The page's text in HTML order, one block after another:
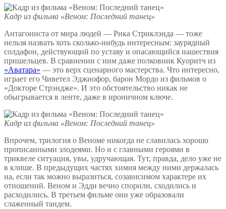
Кадр из фильма «Веном: Последний танец»
Антагониста от мира людей — Рика Стриклэнда — тоже
нельзя назвать хоть сколько-нибудь интересным: заурядный
солдафон, действующий по уставу и опасающийся нашествия
пришельцев. В сравнении с ним даже полковник Куоритч из
«Аватара» — это верх сценарного мастерства. Что интересно,
играет его Чиветел Эджиофор, барон Мордо из фильмов о
«Докторе Стрэндже». И это обстоятельство никак не
обыгрывается в ленте, даже в ироничном ключе.
Кадр из фильма «Веном: Последний танец»
Впрочем, трилогия о Веноме никогда не славилась хорошо
прописанными злодеями. Но и с главными героями в
триквеле ситуация, увы, удручающая. Тут, правда, дело уже не
в клише. В предыдущих частях химия между ними держалась
на, если так можно выразиться, созависимом характере их
отношений. Веном и Эдди вечно спорили, сходились и
расходились. В третьем фильме они уже образовали
слаженный тандем.